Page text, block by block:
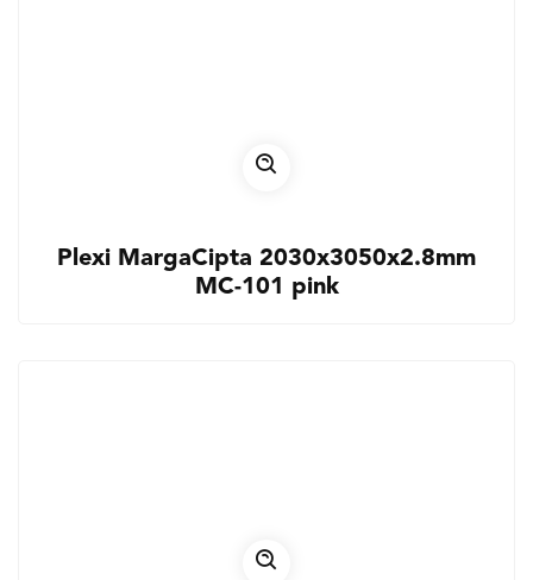
Plexi MargaCipta 2030x3050x2.8mm
MC-101 pink